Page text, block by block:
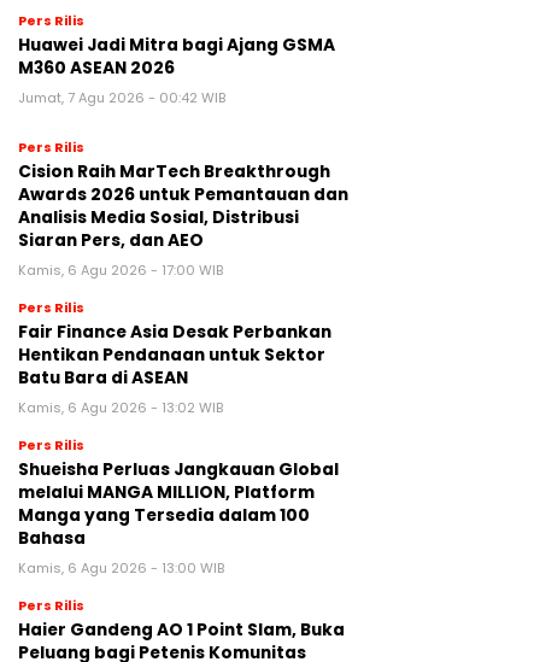
Pers Rilis
Huawei Jadi Mitra bagi Ajang GSMA
M360 ASEAN 2026
Jumat, 7 Agu 2026 - 00:42 WIB
Pers Rilis
Cision Raih MarTech Breakthrough
Awards 2026 untuk Pemantauan dan
Analisis Media Sosial, Distribusi
Siaran Pers, dan AEO
Kamis, 6 Agu 2026 - 17:00 WIB
Pers Rilis
Fair Finance Asia Desak Perbankan
Hentikan Pendanaan untuk Sektor
Batu Bara di ASEAN
Kamis, 6 Agu 2026 - 13:02 WIB
Pers Rilis
Shueisha Perluas Jangkauan Global
melalui MANGA MILLION, Platform
Manga yang Tersedia dalam 100
Bahasa
Kamis, 6 Agu 2026 - 13:00 WIB
Pers Rilis
Haier Gandeng AO 1 Point Slam, Buka
Peluang bagi Petenis Komunitas